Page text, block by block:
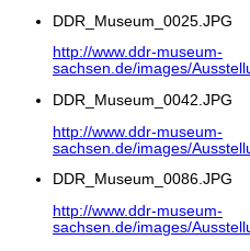
DDR_Museum_0025.JPG
http://www.ddr-museum-
sachsen.de/images/
DDR_Museum_0042.JPG
http://www.ddr-museum-
sachsen.de/images/
DDR_Museum_0086.JPG
http://www.ddr-museum-
sachsen.de/images/